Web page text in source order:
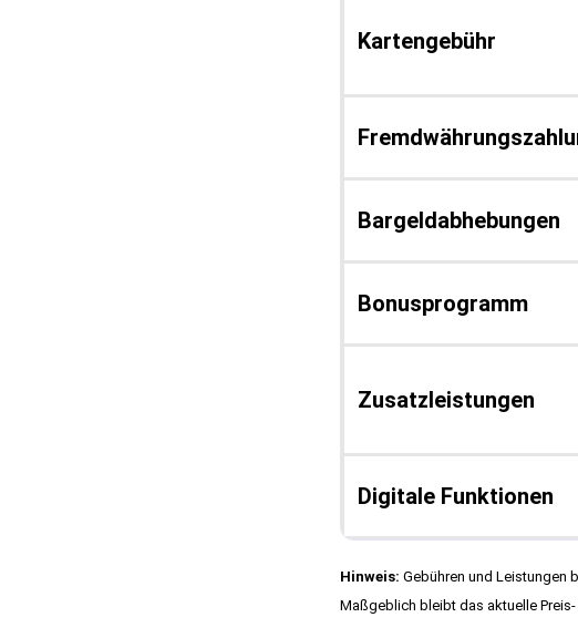
Kartengebühr
Bargeldabhebungen
Bonusprogramm
Zusatzleistungen
Digitale Funktionen
Hinweis: Gebühren und Leistungen
Maßgeblich bleibt das aktuelle